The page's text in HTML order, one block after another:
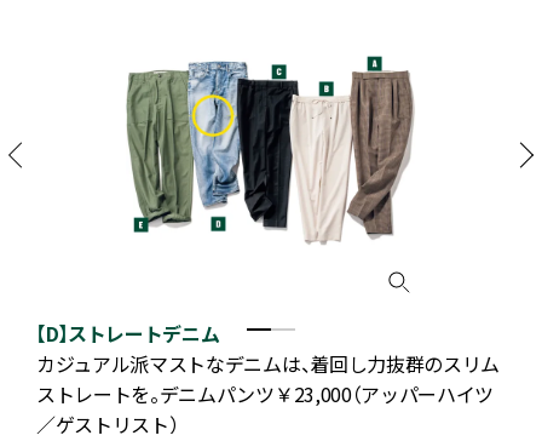
【D】ストレートデニム
カジュアル派マストなデニムは、着回し力抜群のスリム
ストレートを。デニムパンツ￥23,000（アッパーハイツ
／ゲストリスト）